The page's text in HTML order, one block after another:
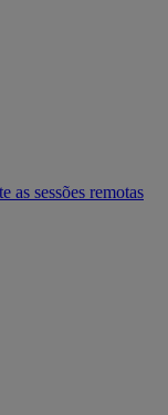
as sessões remotas